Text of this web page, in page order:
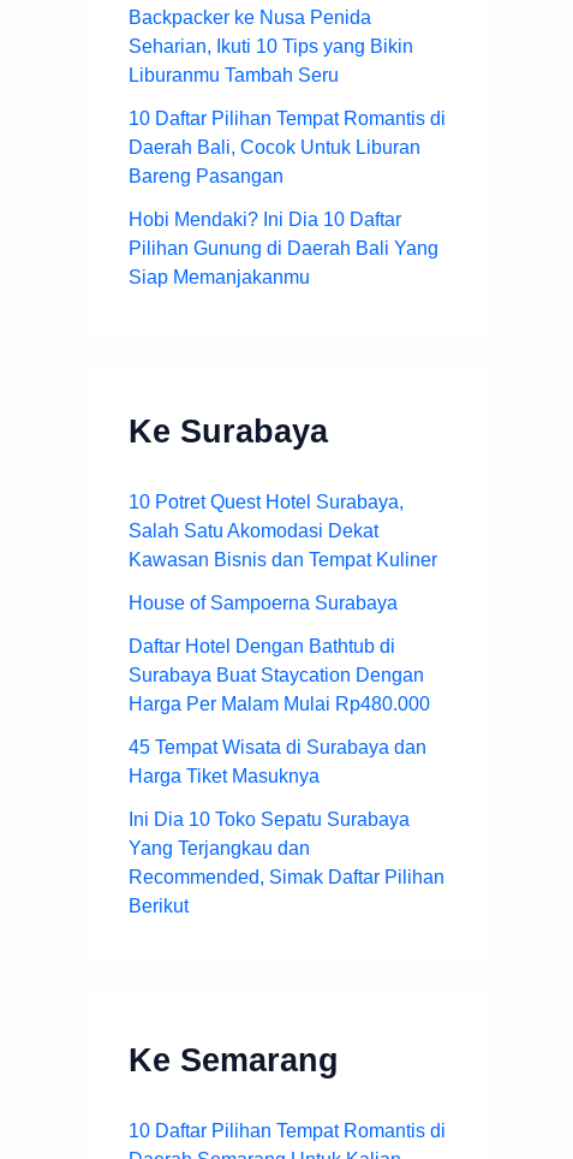
Backpacker ke Nusa Penida
Seharian, Ikuti 10 Tips yang Bikin
Liburanmu Tambah Seru
10 Daftar Pilihan Tempat Romantis di
Daerah Bali, Cocok Untuk Liburan
Bareng Pasangan
Hobi Mendaki? Ini Dia 10 Daftar
Pilihan Gunung di Daerah Bali Yang
Siap Memanjakanmu
Ke Surabaya
10 Potret Quest Hotel Surabaya,
Salah Satu Akomodasi Dekat
Kawasan Bisnis dan Tempat Kuliner
House of Sampoerna Surabaya
Daftar Hotel Dengan Bathtub di
Surabaya Buat Staycation Dengan
Harga Per Malam Mulai Rp480.000
45 Tempat Wisata di Surabaya dan
Harga Tiket Masuknya
Ini Dia 10 Toko Sepatu Surabaya
Yang Terjangkau dan
Recommended, Simak Daftar Pilihan
Berikut
Ke Semarang
10 Daftar Pilihan Tempat Romantis di